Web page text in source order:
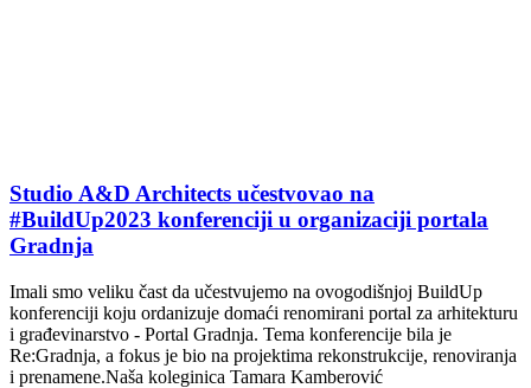
Studio A&D Architects učestvovao na
#BuildUp2023 konferenciji u organizaciji portala
Gradnja
Imali smo veliku čast da učestvujemo na ovogodišnjoj BuildUp
konferenciji koju ordanizuje domaći renomirani portal za arhitekturu
i građevinarstvo - Portal Gradnja. Tema konferencije bila je
Re:Gradnja, a fokus je bio na projektima rekonstrukcije, renoviranja
i prenamene.Naša koleginica Tamara Kamberović